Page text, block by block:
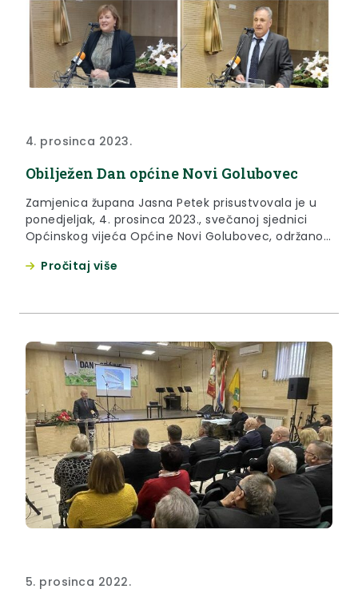
4. prosinca 2023.
Obilježen Dan općine Novi Golubovec
Zamjenica župana Jasna Petek prisustvovala je u
ponedjeljak, 4. prosinca 2023., svečanoj sjednici
Općinskog vijeća Općine Novi Golubovec, održanoj
zaštitnice općine. U svom obraćanju, zamjenica
Pročitaj više
5. prosinca 2022.